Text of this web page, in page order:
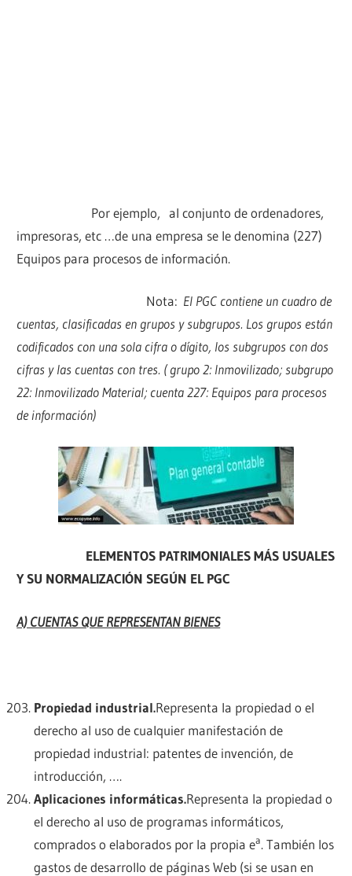
Por ejemplo, al conjunto de ordenadores,
impresoras, etc …de una empresa se le denomina (227)
Equipos para procesos de información.
Nota: El PGC contiene un cuadro de
cuentas, clasificadas en grupos y subgrupos. Los grupos están
codificados con una sola cifra o dígito, los subgrupos con dos
cifras y las cuentas con tres. ( grupo 2: Inmovilizado; subgrupo
22: Inmovilizado Material; cuenta 227: Equipos para procesos
de información)
ELEMENTOS PATRIMONIALES MÁS USUALES
Y SU NORMALIZACIÓN SEGÚN EL PGC
A) CUENTAS QUE REPRESENTAN BIENES
Propiedad industrial.Representa la propiedad o el
derecho al uso de cualquier manifestación de
propiedad industrial: patentes de invención, de
introducción, ….
Aplicaciones informáticas.Representa la propiedad o
el derecho al uso de programas informáticos,
comprados o elaborados por la propia ea. También los
gastos de desarrollo de páginas Web (si se usan en